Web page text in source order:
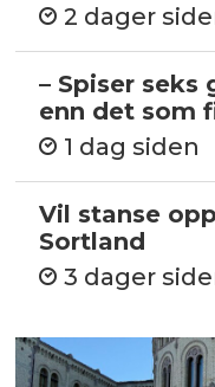
2 dager
– Spiser
enn det som
1 dag siden
Vil stanse
Sortland
3 dager